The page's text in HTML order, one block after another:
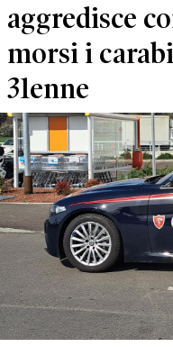
aggredisce
morsi i
31enne